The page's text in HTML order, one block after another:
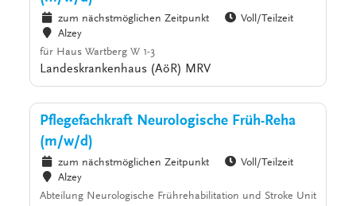
zum nächstmöglichen Zeitpunkt
Voll/Teilzeit
Alzey
für Haus Wartberg W 1-3
Landeskrankenhaus (AöR) MRV
Pflegefachkraft Neurologische Früh-Reha
(m/w/d)
zum nächstmöglichen Zeitpunkt
Voll/Teilzeit
Alzey
Abteilung Neurologische Frührehabilitation und Stroke Unit